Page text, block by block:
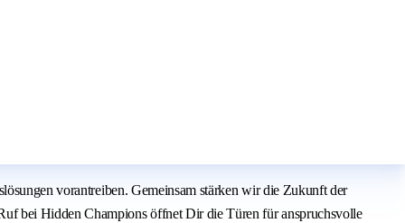
vorantreiben. Gemeinsam stärken wir die Zukunft der
bei Hidden Champions öffnet Dir die Türen für anspruchsvolle